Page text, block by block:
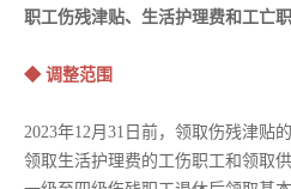
职工伤残津贴、生活护理费和工亡
◆ 调整范围
2023年12月31日前，领取伤残津贴
领取生活护理费的工伤职工和领取